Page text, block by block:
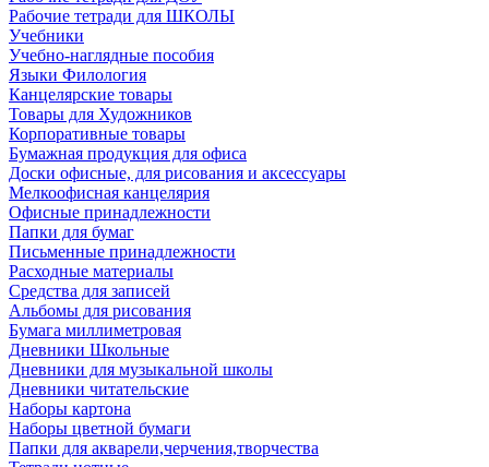
Рабочие тетради для ШКОЛЫ
Учебники
Учебно-наглядные пособия
Языки Филология
Канцелярские товары
Товары для Художников
Корпоративные товары
Бумажная продукция для офиса
Доски офисные, для рисования и аксессуары
Мелкоофисная канцелярия
Офисные принадлежности
Папки для бумаг
Письменные принадлежности
Расходные материалы
Средства для записей
Альбомы для рисования
Бумага миллиметровая
Дневники Школьные
Дневники для музыкальной школы
Дневники читательские
Наборы картона
Наборы цветной бумаги
Папки для акварели,черчения,творчества